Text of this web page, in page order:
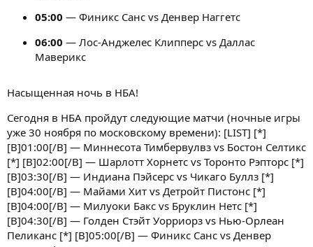
05:00 — Финикс Санс vs Денвер Наггетс
06:00 — Лос-Анджелес Клипперс vs Даллас
Маверикс
Насыщенная ночь в НБА!
Сегодня в НБА пройдут следующие матчи (ночные игры
уже 30 ноября по московскому времени): [LIST] [*]
[B]01:00[/B] — Миннесота Тимбервулвз vs Бостон Селтикс
[*] [B]02:00[/B] — Шарлотт Хорнетс vs Торонто Рэпторс [*]
[B]03:30[/B] — Индиана Пэйсерс vs Чикаго Буллз [*]
[B]04:00[/B] — Майами Хит vs Детройт Пистонс [*]
[B]04:00[/B] — Милуоки Бакс vs Бруклин Нетс [*]
[B]04:30[/B] — Голден Стэйт Уорриорз vs Нью-Орлеан
Пеликанс [*] [B]05:00[/B] — Финикс Санс vs Денвер